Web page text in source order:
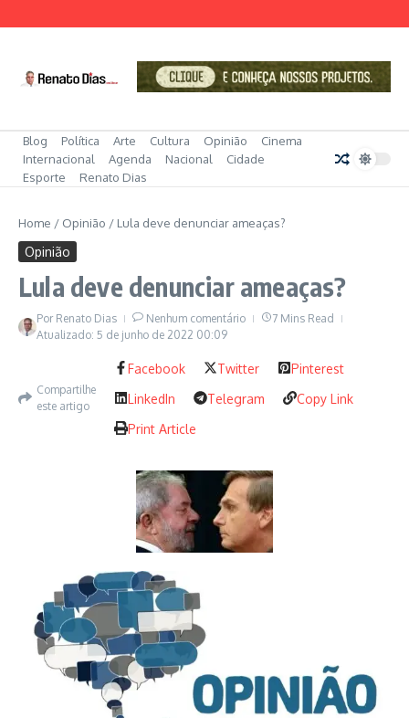
Blog Política Arte Cultura Opinião
Cinema
Internacional
Agenda Nacional
Cidade
Esporte
Renato Dias
Home / Opinião / Lula deve denunciar ameaças?
Opinião
Lula deve denunciar ameaças?
Por Renato Dias Nenhum comentário
7 Mins Read
Atualizado: 5 de junho de 2022 00:09
Compartilhe
este artigo
Facebook Twitter
Pinterest
LinkedIn
Telegram
Copy Link
Print Article